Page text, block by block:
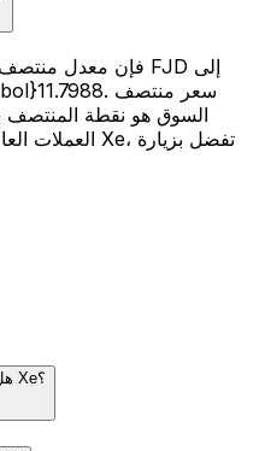
السوق هو نقطة المنتصف
العملات العالمية. لمعرفة تكلفة هذا التحويل مع Xe، تفضل بزيارة
هل يمكنني ضبط تنبيهات الأسعار باستخدام Xe؟